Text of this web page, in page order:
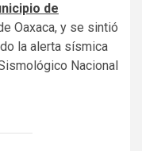
de
Oaxaca, y se sintió
la alerta sísmica
Nacional